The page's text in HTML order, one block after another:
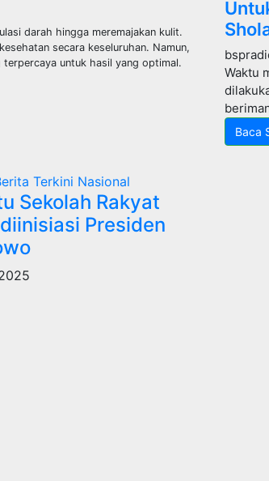
darah hingga meremajakan kulit.
secara keseluruhan. Namun,
terpercaya untuk hasil yang optimal.
Terkini Nasional
Sekolah Rakyat
Presiden
Waktu
Baca